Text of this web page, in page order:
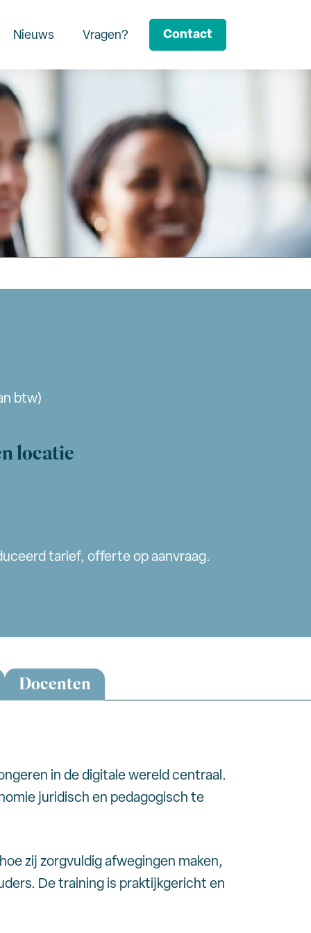
Nieuws Vragen? Contact
btw)
locatie
tarief, offerte op aanvraag.
Docenten
in de digitale wereld centraal.
juridisch en pedagogisch te
zij zorgvuldig afwegingen maken,
De training is praktijkgericht en